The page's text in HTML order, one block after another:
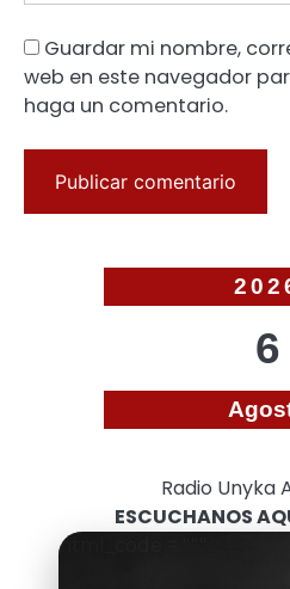
Guardar mi nombre,
web en este navegador
haga un comentario.
6
Radio Unyka
ESCUCHANOS